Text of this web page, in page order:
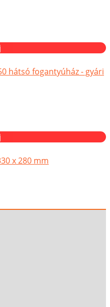
hátsó fogantyúház - gyári
x 280 mm